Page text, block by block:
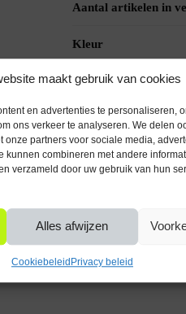
maakt gebruik van cookies
en advertenties te personaliseren,
ons verkeer te analyseren. We delen
onze partners voor sociale media,
kunnen combineren met andere
verzameld door uw gebruik van hun
Alles afwijzen
Cookiebeleid Privacy beleid
gebruikt.
Aantal artikelen in
Kleur
Type input/output